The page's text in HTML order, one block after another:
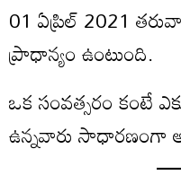
01 ఏప్రిల్ 2021
ప్రాధాన్యం ఉంటుంది.
ఒక సంవత్సరం కంటే
ఉన్నవారు సాధారణంగా